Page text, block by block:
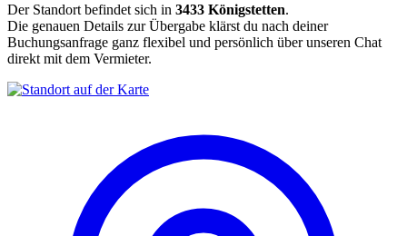
Der Standort befindet sich in 3433 Königstetten.
Die genauen Details zur Übergabe klärst du nach deiner
Buchungsanfrage ganz flexibel und persönlich über unseren Chat
direkt mit dem Vermieter.